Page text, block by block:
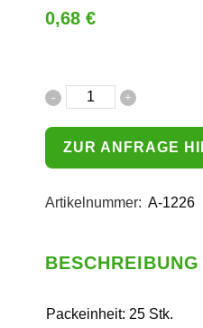
0,68 €
ZUR ANFRAGE
Artikelnummer: A-1226
BESCHREIBUNG
Packeinheit: 25 Stk.